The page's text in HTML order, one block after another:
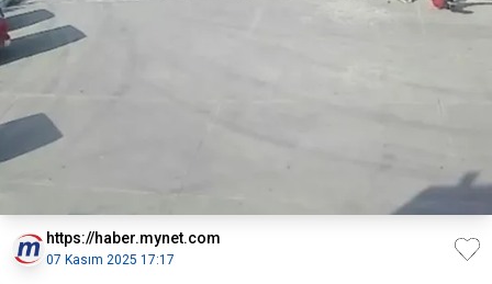
https://haber.mynet.com
07 Kasım 2025 17:17